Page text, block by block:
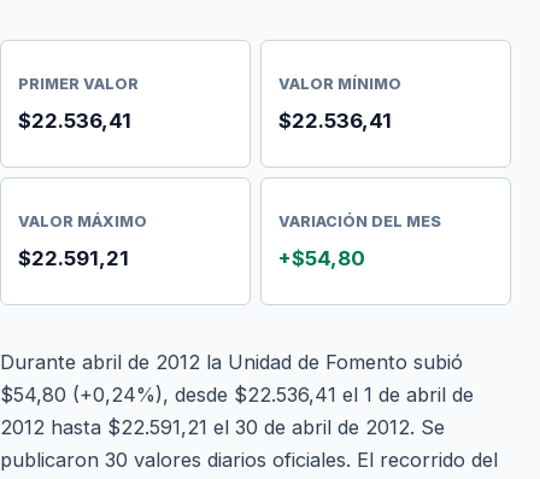
PRIMER VALOR
$22.536,41
VALOR MÍNIMO
$22.536,41
VALOR MÁXIMO
$22.591,21
VARIACIÓN DEL MES
+$54,80
Durante abril de 2012 la Unidad de Fomento subió
$54,80 (+0,24%), desde $22.536,41 el 1 de abril de
2012 hasta $22.591,21 el 30 de abril de 2012. Se
publicaron 30 valores diarios oficiales. El recorrido del